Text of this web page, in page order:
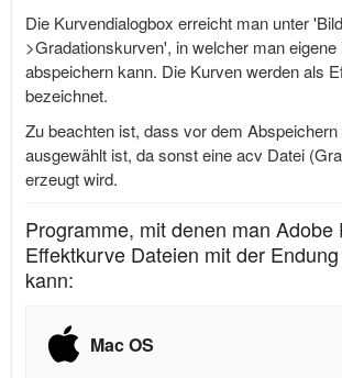
Die Kurvendialogbox erreicht man unter
>Gradationskurven', in welcher man
abspeichern kann. Die Kurven werden als
bezeichnet.
Zu beachten ist, dass vor dem Abspeichern
ausgewählt ist, da sonst eine acv Datei
erzeugt wird.
Programme, mit denen man Adobe
Effektkurve Dateien mit der
kann:
Mac OS